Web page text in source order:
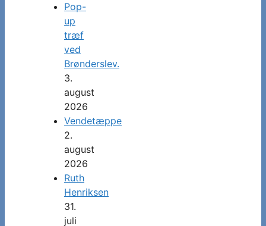
Pop-
up
træf
ved
Brønderslev.
3.
august
2026
Vendetæppe
2.
august
2026
Ruth
Henriksen
31.
juli